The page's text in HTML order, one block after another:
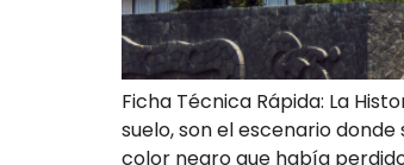
Ficha Técnica Rápida: La
suelo, son el escenario
color negro que había